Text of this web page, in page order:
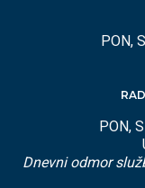
PON,
PON,
Dnevni odmor